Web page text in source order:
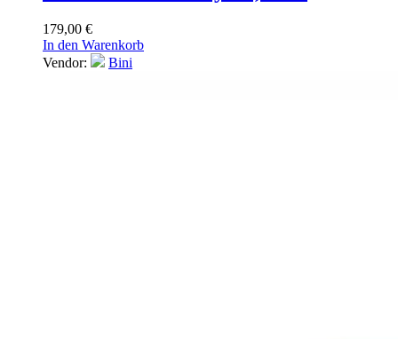
179,00 €
In den Warenkorb
Vendor:
Bini